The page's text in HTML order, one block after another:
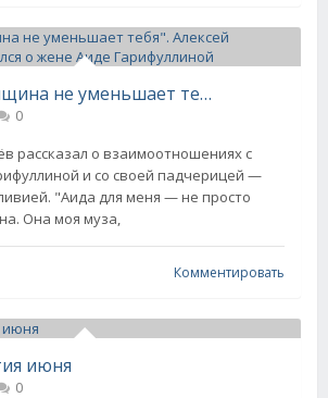
"Сильная женщина не уменьшает тебя". Алексей Воробьёв высказался о жене Аиде Гарифуллиной
0
рассказал о взаимоотношениях с
и со своей падчерицей —
"Аида для меня — не просто
Она моя муза,
Комментировать
июня
0